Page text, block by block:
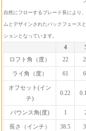
自然にフローするブレード長により
ムとデザインされたバックフェース
ションとなっています。
4
ロフト角（度）
22
ライ角（度） 61
オフセット(イン
チ)
0.22
バウンス角(度) 1
長さ（インチ） 38.5